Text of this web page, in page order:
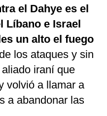
el Dahye es el
Líbano e Israel
un alto el fuego
los ataques y sin
iraní que
volvió a llamar a
a abandonar las